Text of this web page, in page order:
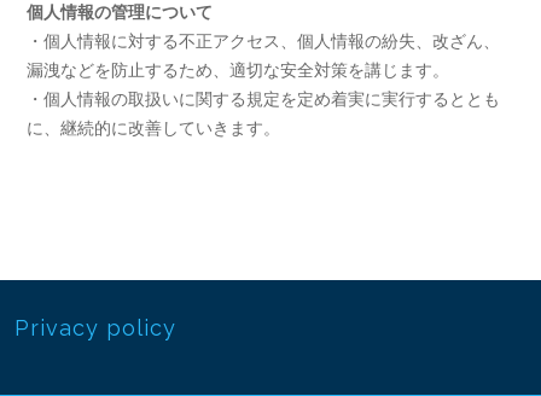
個人情報の管理について
・個人情報に対する不正アクセス、個人情報の紛失、改ざん、
漏洩などを防止するため、適切な安全対策を講じます。
・個人情報の取扱いに関する規定を定め着実に実行するととも
に、継続的に改善していきます。
Privacy policy